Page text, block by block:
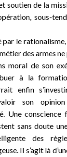
soutien de la
sous-
le
des armes
moral de son
à la
enfin
son
Une
sans doute
des
Il s’agit là